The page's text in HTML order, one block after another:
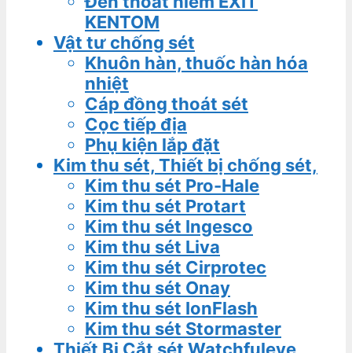
KENTOM
Vật tư chống sét
Khuôn hàn, thuốc hàn hóa
nhiệt
Cáp đồng thoát sét
Cọc tiếp địa
Phụ kiện lắp đặt
Kim thu sét, Thiết bị chống sét,
Kim thu sét Pro-Hale
Kim thu sét Protart
Kim thu sét Ingesco
Kim thu sét Liva
Kim thu sét Cirprotec
Kim thu sét Onay
Kim thu sét IonFlash
Kim thu sét Stormaster
Thiết Bị Cắt sét Watchfuleye